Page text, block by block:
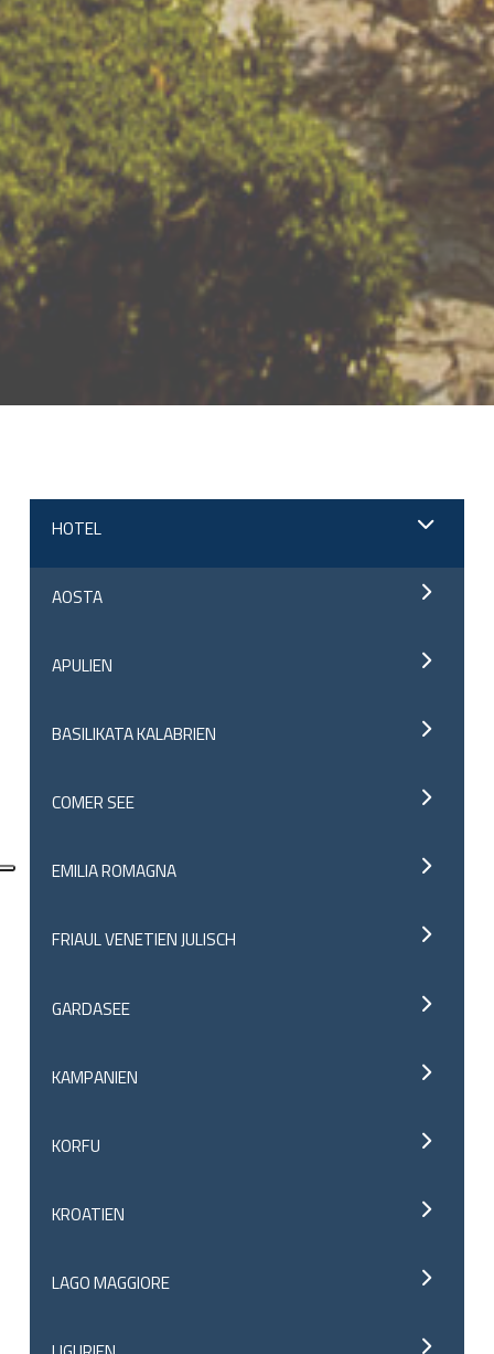
HOTEL
AOSTA
APULIEN
BASILIKATA KALABRIEN
COMER SEE
EMILIA ROMAGNA
FRIAUL VENETIEN JULISCH
GARDASEE
KAMPANIEN
KORFU
KROATIEN
LAGO MAGGIORE